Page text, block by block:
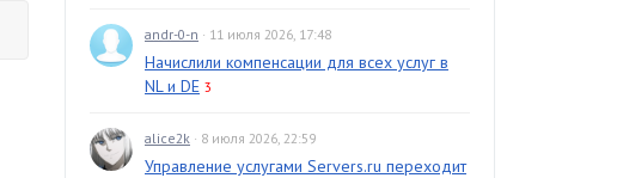
andr-0-n · 11 июля 2026, 17:48
Начислили компенсации для всех услуг в
NL и DE 3
alice2k · 8 июля 2026, 22:59
Управление услугами Servers.ru переходит